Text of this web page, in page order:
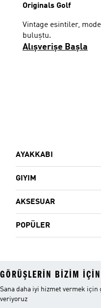
Originals Golf
Vintage esintiler,
buluştu.
Alışverişe Başla
AYAKKABI
GIYIM
AKSESUAR
POPÜLER
GÖRÜŞLERIN BIZIM
Sana daha iyi hizmet vermek için
veriyoruz